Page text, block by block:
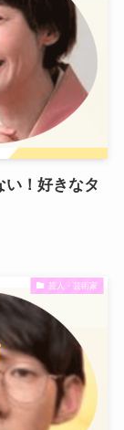
！好きなタ
芸人・芸術家